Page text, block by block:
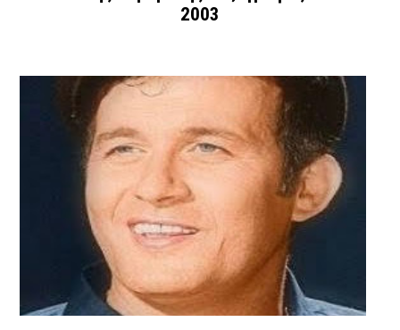
2003